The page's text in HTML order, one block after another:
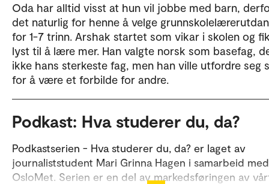
Oda har alltid visst at hun vil jobbe med barn,
det naturlig for henne å velge
for 1-7 trinn. Arshak startet som vikar i skolen og
lyst til å lære mer. Han valgte norsk som basefag,
ikke hans sterkeste fag, men han ville utfordre seg
for å være et forbilde for andre.
Podkast: Hva studerer du, da?
Podkastserien - Hva studerer du, da? er laget av
journaliststudent Mari Grinna Hagen i samarbeid med
OsloMet. Serien er en del av markedsføringen av